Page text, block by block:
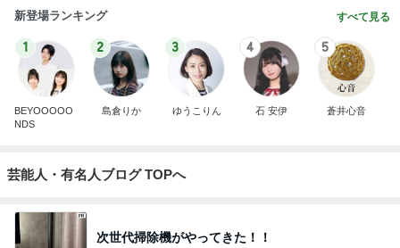
新登場ランキング すべて見る
1
BEYOOOOO
NDS
2
島倉りか
3
ゆうこりん
4
石 安伊
5
蒼井心音
芸能人・有名人ブログ TOPへ
次世代掃除機がやってきた！！